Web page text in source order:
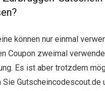
können nur einmal
Coupon zweimal
Es ist aber trotzdem
Sie Gutscheincodescout.de